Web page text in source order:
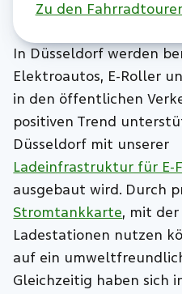
Zu den
In Düsseldorf werden
Elektroautos, E-Roller
in den öffentlichen
positiven Trend
Düsseldorf mit unserer
Ladeinfrastruktur für E-
ausgebaut wird. Durch
Stromtankkarte, mit
Ladestationen nutzen
auf ein
Gleichzeitig haben sich